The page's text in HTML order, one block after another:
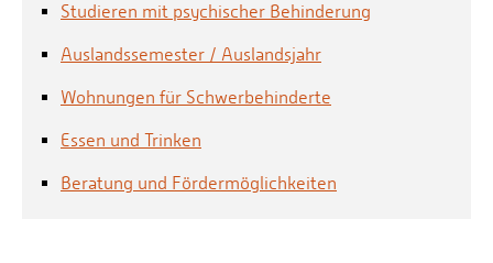
Studieren mit psychischer Behinderung
Auslandssemester / Auslandsjahr
Wohnungen für Schwerbehinderte
Essen und Trinken
Beratung und Fördermöglichkeiten